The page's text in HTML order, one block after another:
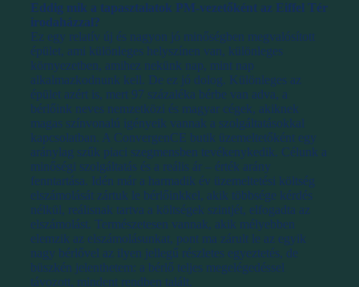
Eddig mik a tapasztalatok PM-vezetőként az Eiffel Tér
irodaházzal?
Ez egy relatív új és nagyon jó minőségben megvalósított
épület, ami különleges helyszínen van, különleges
környezetben, amihez nekünk nap, mint nap
alkalmazkodnunk kell. De ez jó dolog. Különleges az
épület azért is, mert 97 százaléka bérbe van adva, a
bérlőink neves nemzetközi és magyar cégek, akiknek
magas színvonalú igényeik vannak a szolgáltatásokkal
kapcsolatban. A ConvergenCE butik üzemeltetőként egy
aránylag szűk piaci szegmensben tevékenykedik. Célunk a
minőségi szolgáltatás és a reális ár – érték arány
fenntartása. Idén már a harmadik év üzemeltetési költség
elszámolását zártuk le bérlőinkkel, akik többsége kérdés
nélkül, reálisnak tartva a költségek szintjét, elfogadta az
elszámolást. Természetesen vannak, akik mélyebben
elemzik az elszámolásunkat, pont ma zárult le az egyik
nagy bérlővel az ilyen jellegű részletes egyeztetés, de
büszkén jelenthetem: a bérlő teljes megelégedéssel
távozott, mindent rendben talált.